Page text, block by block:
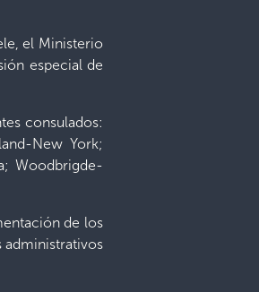
el Ministerio
especial de
consulados:
New York;
Woodbrigde-
de los
administrativos